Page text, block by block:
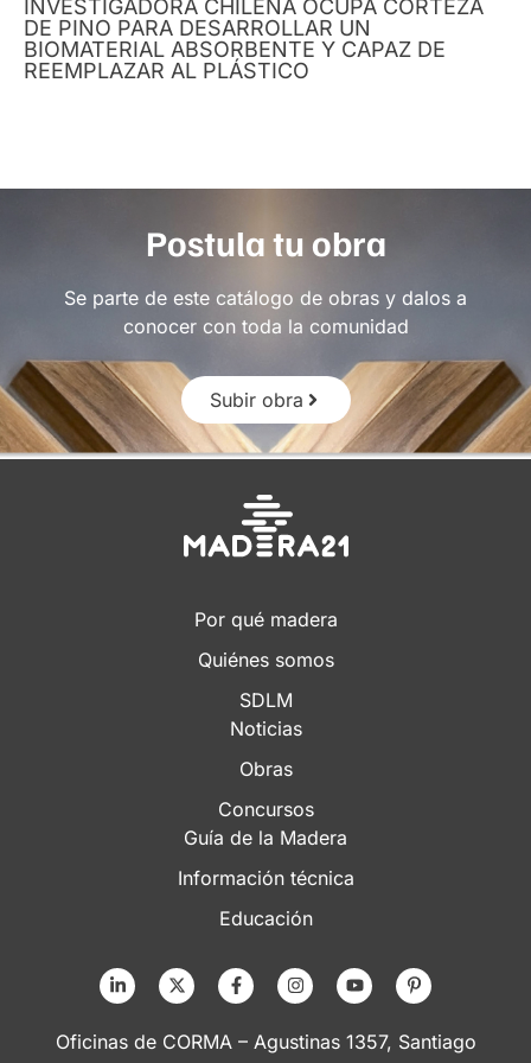
INVESTIGADORA CHILENA OCUPA CORTEZA
DE PINO PARA DESARROLLAR UN
BIOMATERIAL ABSORBENTE Y CAPAZ DE
REEMPLAZAR AL PLÁSTICO
Postula tu obra
Se parte de este catálogo de obras y dalos a
conocer con toda la comunidad
Subir obra
Por qué madera
Quiénes somos
SDLM
Noticias
Obras
Concursos
Guía de la Madera
Información técnica
Educación
Oficinas de CORMA – Agustinas 1357, Santiago